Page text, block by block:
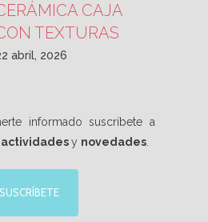
CAJA
TEXTURAS
abril, 2026
informado suscríbete a
actividadesy novedades
SUSCRÍBETE